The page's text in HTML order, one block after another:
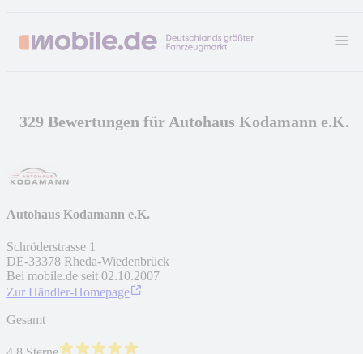
329 Bewertungen für Autohaus Kodamann e.K.
Autohaus Kodamann e.K.
Schröderstrasse 1
DE-33378 Rheda-Wiedenbrück
Bei mobile.de seit 02.10.2007
Zur Händler-Homepage
Gesamt